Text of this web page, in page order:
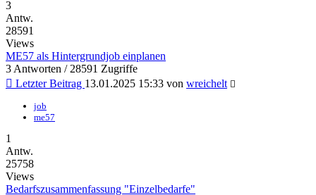
3
Antw.
28591
Views
ME57 als Hintergrundjob einplanen
3 Antworten / 28591 Zugriffe
Letzter Beitrag 13.01.2025 15:33 von wreichelt
job
me57
1
Antw.
25758
Views
Bedarfszusammenfassung "Einzelbedarfe"